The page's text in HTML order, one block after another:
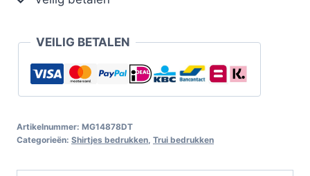
VEILIG BETALEN
Artikelnummer: MG14878DT
Categorieën: Shirtjes bedrukken Trui bedrukken